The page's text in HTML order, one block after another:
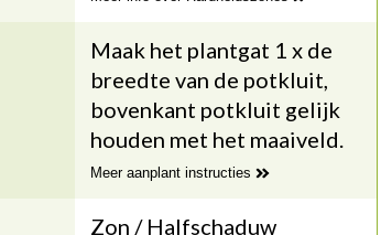
Maak het plantgat 1 x de
breedte van de potkluit,
bovenkant potkluit gelijk
houden met het maaiveld.
Meer aanplant instructies
Zon / Halfschaduw